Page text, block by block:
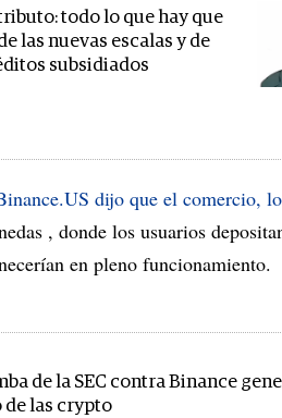
todo lo que hay que
las nuevas escalas y de
subsidiados
dijo que el comercio,
, donde los usuarios
en pleno funcionamiento.
de la SEC contra Binance
de las crypto